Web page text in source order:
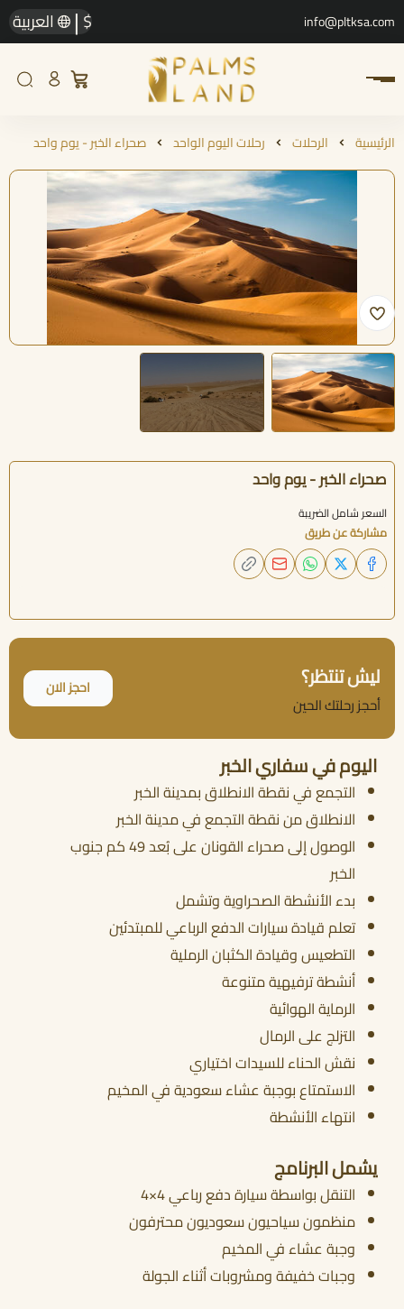
info@pltksa.com
$
| العربية
الرئيسية الرحلات رحلات اليوم الواحد صحراء الخبر - يوم واحد
صحراء الخبر - يوم واحد
السعر شامل الضريبة
مشاركة عن طريق
ليش تنتظر؟
أحجز رحلتك الحين
احجز الان
أحجز الان
اليوم في سفاري الخبر
التجمع في نقطة الانطلاق بمدينة الخبر
الانطلاق من نقطة التجمع في مدينة الخبر
الوصول إلى صحراء القونان على بُعد 49 كم جنوب
الخبر
بدء الأنشطة الصحراوية وتشمل
تعلم قيادة سيارات الدفع الرباعي للمبتدئين
التطعيس وقيادة الكثبان الرملية
أنشطة ترفيهية متنوعة
الرماية الهوائية
التزلج على الرمال
نقش الحناء للسيدات اختياري
الاستمتاع بوجبة عشاء سعودية في المخيم
انتهاء الأنشطة
يشمل البرنامج
التنقل بواسطة سيارة دفع رباعي 4×4
منظمون سياحيون سعوديون محترفون
وجبة عشاء في المخيم
وجبات خفيفة ومشروبات أثناء الجولة